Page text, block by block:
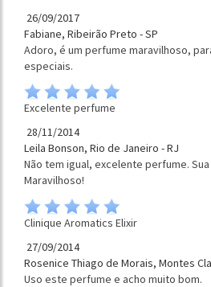
26/09/2017
Fabiane, Ribeirão Preto - SP
Adoro, é um perfume maravilhoso,
especiais.
Excelente perfume
28/11/2014
Leila Bonson, Rio de Janeiro - RJ
Não tem igual, excelente perfume.
Maravilhoso!
Clinique Aromatics Elixir
27/09/2014
Rosenice Thiago de Morais, Montes
Uso este perfume e acho muito bom.